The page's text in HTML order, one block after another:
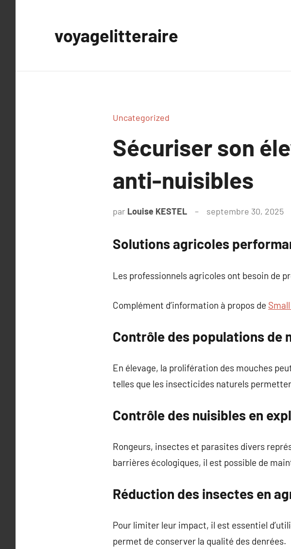
voyagelitteraire
Uncategorized
Sécuriser son
anti-nuisibles
par Louise KESTEL septembre 30, 2025
Solutions agricoles
Les professionnels agricoles ont besoin de
Complément d’information à propos de
Contrôle des populations de
En élevage, la prolifération des mouches
telles que les insecticides naturels
Contrôle des nuisibles en
Rongeurs, insectes et parasites divers
barrières écologiques, il est possible de
Réduction des insectes en
Pour limiter leur impact, il est essentiel
permet de conserver la qualité des denrées.